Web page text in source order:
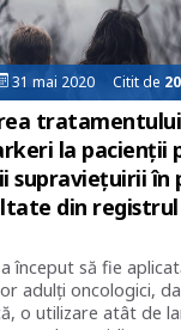
31 mai 2020 Citit de
la pacienții
supraviețuirii în
din
început să fie
adulți oncologici,
o utilizare atât de